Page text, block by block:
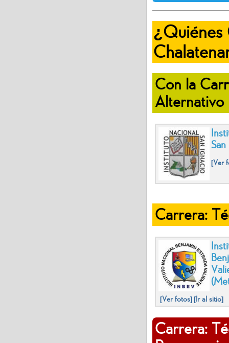
Con la
Alternativo
[Ver
Carrera:
[Ver fotos][Ir al sitio]
Carrera: